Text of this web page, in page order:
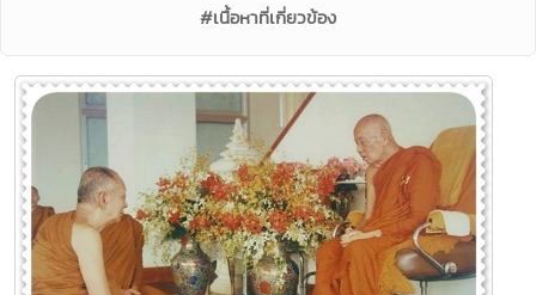
#เนื้อหาที่เกี่ยวข้อง